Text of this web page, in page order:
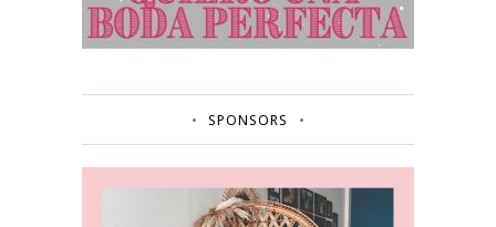
SPONSORS